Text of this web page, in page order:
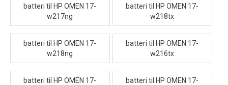
batteri til HP OMEN 17-
w217ng
batteri til HP OMEN 17-
w218tx
batteri til HP OMEN 17-
w218ng
batteri til HP OMEN 17-
w216tx
batteri til HP OMEN 17-
batteri til HP OMEN 17-